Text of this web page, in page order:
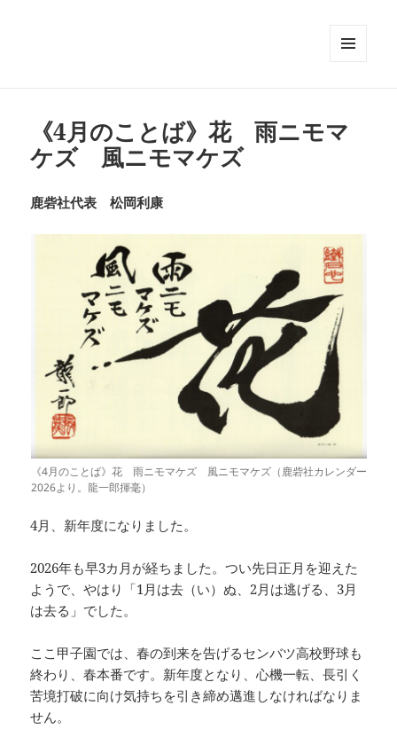
《4月のことば》花 雨ニモマ
ケズ 風ニモマケズ
鹿砦社代表 松岡利康
《4月のことば》花 雨ニモマケズ 風ニモマケズ（鹿砦社カレンダー
2026より。龍一郎揮毫）
4月、新年度になりました。
2026年も早3カ月が経ちました。つい先日正月を迎えた
ようで、やはり「1月は去（い）ぬ、2月は逃げる、3月
は去る」でした。
ここ甲子園では、春の到来を告げるセンバツ高校野球も
終わり、春本番です。新年度となり、心機一転、長引く
苦境打破に向け気持ちを引き締め邁進しなければなりま
せん。